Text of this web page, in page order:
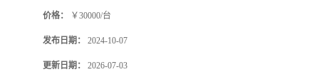
价格： ￥30000/台
发布日期： 2024-10-07
更新日期： 2026-07-03